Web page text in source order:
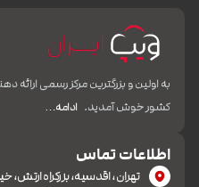
به اولین و بزرگترین مرکز رسمی ارائه
کشور خوش آمدید. ادامه…
اطلاعات تماس
تهران، اقدسیه، بزرکراه ارتش،